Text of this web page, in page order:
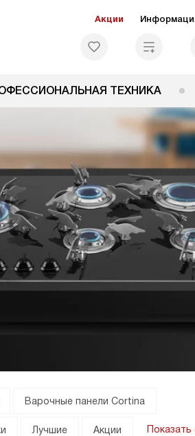
Акции
ТЕХНИКА
Варочные панели Cortina
Лучшие Акции